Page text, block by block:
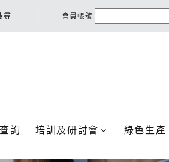
尋 會員帳號
詢 培訓及研討會 綠色生產